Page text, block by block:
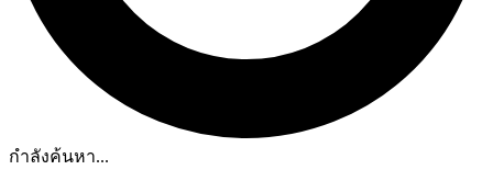
กำลังค้นหา...